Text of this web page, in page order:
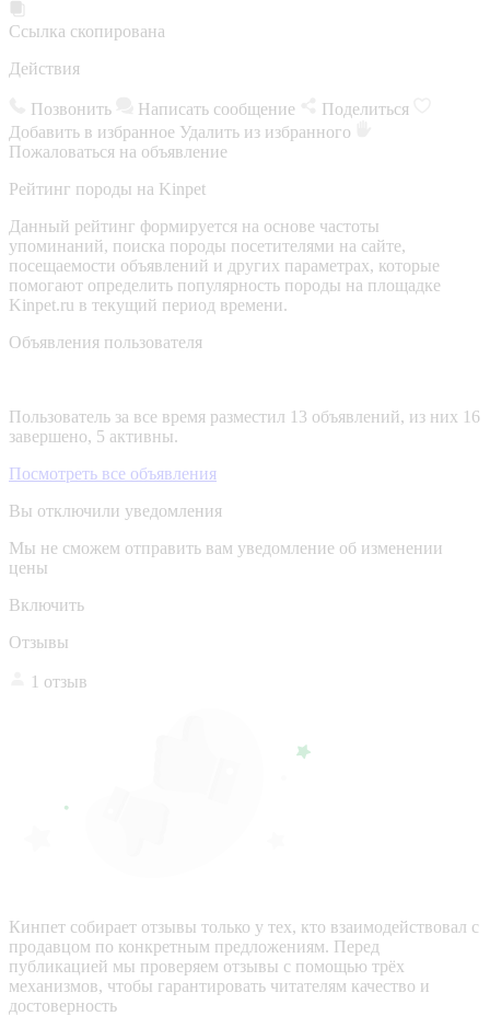
Ссылка скопирована
Действия
Позвонить Написать сообщение
Поделиться
Добавить в избранное Удалить из избранного
Пожаловаться на объявление
Рейтинг породы на Kinpet
Данный рейтинг формируется на основе частоты
упоминаний, поиска породы посетителями на сайте,
посещаемости объявлений и других параметрах, которые
помогают определить популярность породы на площадке
Kinpet.ru в текущий период времени.
Объявления пользователя
Пользователь за все время разместил 13 объявлений, из них 16
завершено, 5 активны.
Посмотреть все объявления
Вы отключили уведомления
Мы не сможем отправить вам уведомление об изменении
цены
Включить
Отзывы
1 отзыв
Кинпет собирает отзывы только у тех, кто взаимодействовал с
продавцом по конкретным предложениям. Перед
публикацией мы проверяем отзывы с помощью трёх
механизмов, чтобы гарантировать читателям качество и
достоверность